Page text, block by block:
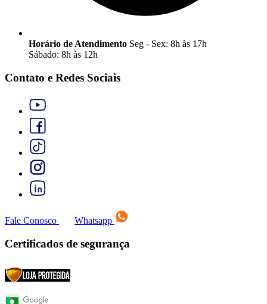
Horário de Atendimento Seg - Sex: 8h às 17h
Sábado: 8h às 12h
Contato e Redes Sociais
Fale Conosco Whatsapp
Certificados de segurança